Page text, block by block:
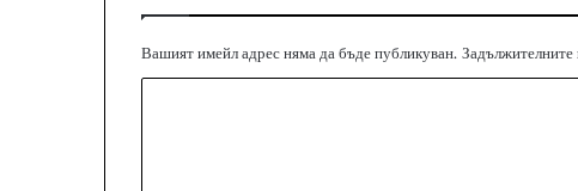
Вашият имейл адрес няма да бъде публикуван. Задължителните